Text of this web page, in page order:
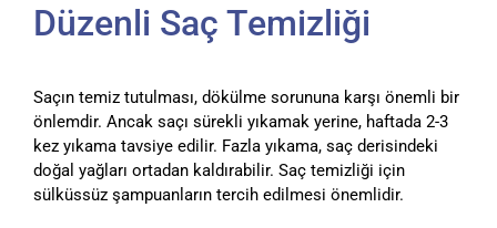
Düzenli Saç Temizliği
Saçın temiz tutulması, dökülme sorununa karşı önemli bir
önlemdir. Ancak saçı sürekli yıkamak yerine, haftada 2-3
kez yıkama tavsiye edilir. Fazla yıkama, saç derisindeki
doğal yağları ortadan kaldırabilir. Saç temizliği için
sülküssüz şampuanların tercih edilmesi önemlidir.